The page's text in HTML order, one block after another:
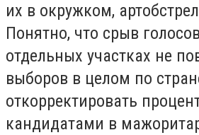
их в окружком,
Понятно, что срыв
отдельных участках не
выборов в целом по
откорректировать
кандидатами в